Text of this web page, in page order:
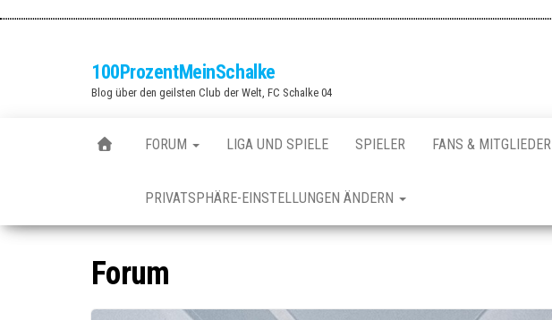
100ProzentMeinSchalke
Blog über den geilsten Club der Welt, FC Schalke 04
FORUM LIGA UND SPIELE SPIELER FANS & MITGLIEDER
PRIVATSPHÄRE-EINSTELLUNGEN ÄNDERN
Forum